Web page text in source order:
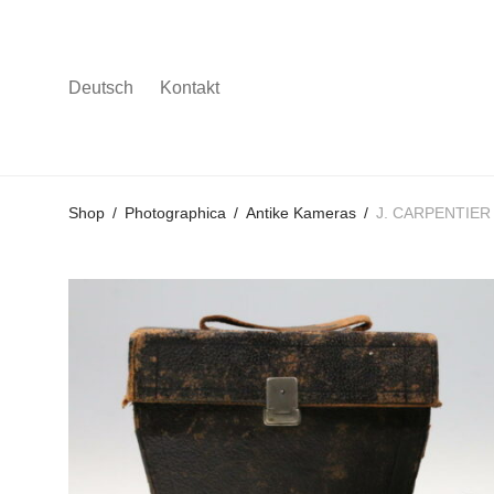
Deutsch Kontakt
Shop / Photographica / Antike Kameras / J.